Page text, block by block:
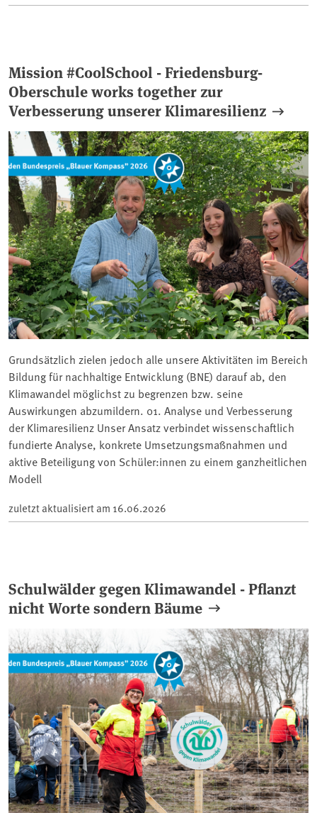
Mission #CoolSchool - Friedensburg-
Oberschule works together zur
Verbesserung unserer Klimaresilienz
Grundsätzlich zielen jedoch alle unsere Aktivitäten im Bereich
Bildung für nachhaltige Entwicklung (BNE) darauf ab, den
Klimawandel möglichst zu begrenzen bzw. seine
Auswirkungen abzumildern. 01. Analyse und Verbesserung
der Klimaresilienz Unser Ansatz verbindet wissenschaftlich
fundierte Analyse, konkrete Umsetzungsmaßnahmen und
aktive Beteiligung von Schüler:innen zu einem ganzheitlichen
Modell
zuletzt aktualisiert am 16.06.2026
Schulwälder gegen Klimawandel - Pflanzt
nicht Worte sondern Bäume